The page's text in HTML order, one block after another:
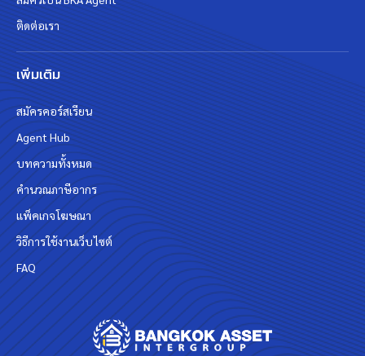
ติดต่อเรา
เพิ่มเติม
สมัครคอร์สเรียน
Agent Hub
บทความทั้งหมด
คำนวณภาษีอากร
แพ็คเกจโฆษณา
วิธีการใช้งานเว็บไซต์
FAQ